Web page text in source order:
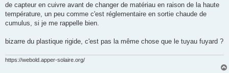
de capteur en cuivre avant de changer de matériau en raison de la haute
température, un peu comme c'est réglementaire en sortie chaude de
cumulus, si je me rappelle bien.
bizarre du plastique rigide, c'est pas la même chose que le tuyau fuyard ?
https://webold.apper-solaire.org/